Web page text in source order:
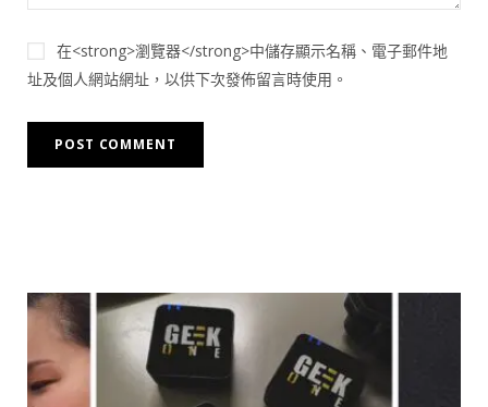
在<strong>瀏覽器</strong>中儲存顯示名稱、電子郵件地
址及個人網站網址，以供下次發佈留言時使用。